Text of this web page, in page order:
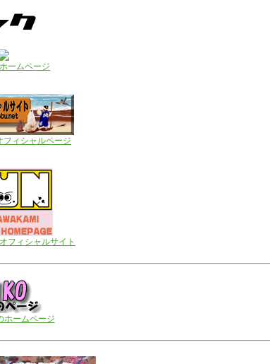
ームページ
フィシャルページ
フィシャルサイト
ホームページ